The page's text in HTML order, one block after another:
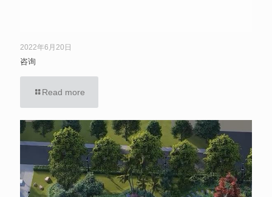
2022年6月20日
咨询
Read more